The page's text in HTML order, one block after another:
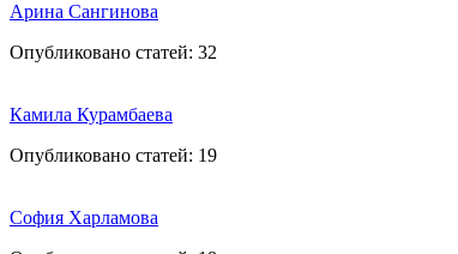
Арина Сангинова
Опубликовано статей: 32
Камила Курамбаева
Опубликовано статей: 19
София Харламова